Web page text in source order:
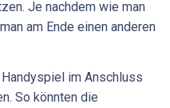
Je nachdem wie man
am Ende einen anderen
im Anschluss
So könnten die